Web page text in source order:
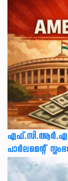
എഫ്.സി.ആർ.എ
പാർലമെന്റ്